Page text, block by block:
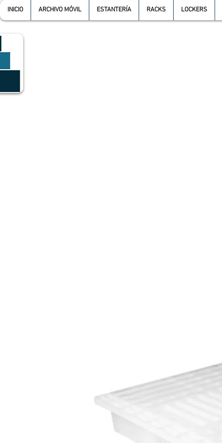
INICIO ARCHIVO MÓVIL ESTANTERÍA RACKS LOCKERS